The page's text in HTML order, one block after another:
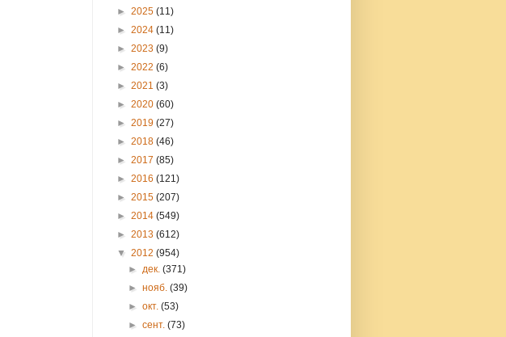
► 2025 (11)
► 2024 (11)
► 2023 (9)
► 2022 (6)
► 2021 (3)
► 2020 (60)
► 2019 (27)
► 2018 (46)
► 2017 (85)
► 2016 (121)
► 2015 (207)
► 2014 (549)
► 2013 (612)
▼ 2012 (954)
►дек.(371)
►нояб.(39)
►окт.(53)
►сент.(73)